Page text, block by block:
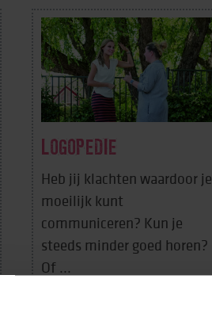
LOGOPEDIE
Heb jij klachten waardoor je
moeilijk kunt
communiceren? Kun je
steeds minder goed horen?
Of ...